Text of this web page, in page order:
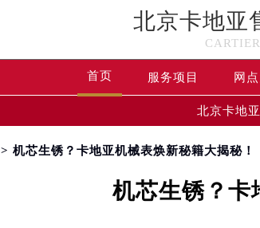
北京卡地亚
首页 服务项目 网
北京卡地
> 机芯生锈？卡地亚机械表焕新秘籍大揭秘！
机芯生锈？卡